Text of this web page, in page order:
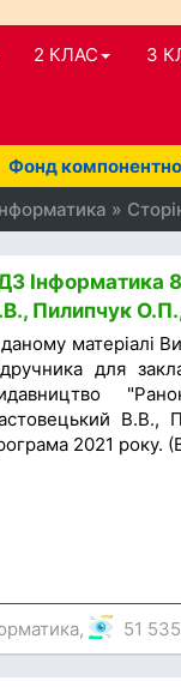
2 КЛАС 3
Фонд
»
Інформатика
Пилипчук
матеріалі
для
В.В.,
2021 року.
, 51